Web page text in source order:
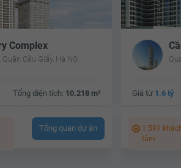
Complex
Cầu Giấy, Hà Nội
Tổng diện tích: 10.218 m²
Tổng quan dự án
Giá từ 1.6 tỷ
1.591
tâm